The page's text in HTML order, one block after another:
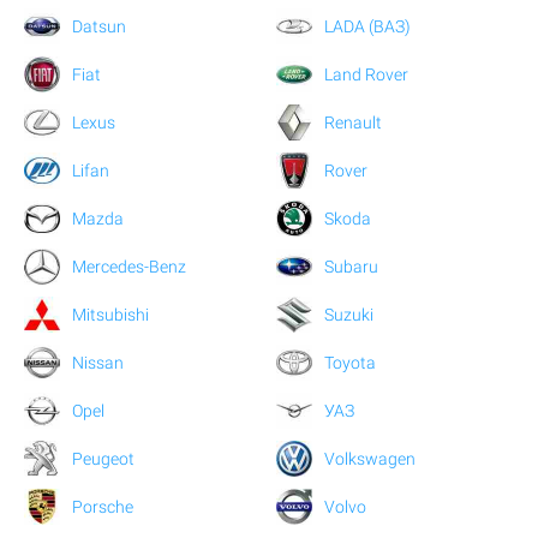
Datsun
Fiat
LADA (ВАЗ)
Land Rover
Lexus
Lifan
Mazda
Mercedes-Benz
Mitsubishi
Nissan
Opel
Peugeot
Porsche
Renault
Rover
Skoda
Subaru
Suzuki
Toyota
УАЗ
Volkswagen
Volvo